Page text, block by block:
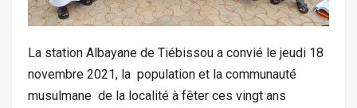
La station Albayane de Tiébissou a convié le jeudi 18
novembre 2021, la population et la communauté
musulmane de la localité à fêter ces vingt ans